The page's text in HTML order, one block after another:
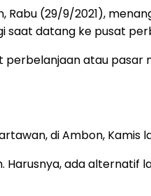
Rabu (29/9/2021),
saat datang ke pusat
perbelanjaan atau pasar
di Ambon, Kamis
ada alternatif